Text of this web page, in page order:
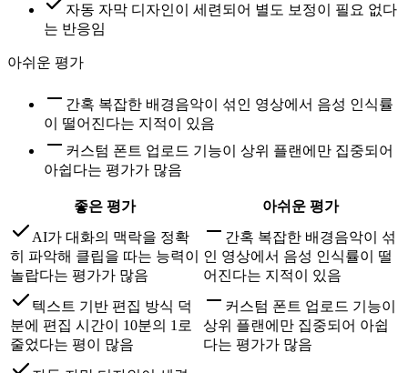
자동 자막 디자인이 세련되어 별도 보정이 필요 없다
는 반응임
아쉬운 평가
간혹 복잡한 배경음악이 섞인 영상에서 음성 인식률
이 떨어진다는 지적이 있음
커스텀 폰트 업로드 기능이 상위 플랜에만 집중되어
아쉽다는 평가가 많음
좋은 평가
아쉬운 평가
AI가 대화의 맥락을 정확
히 파악해 클립을 따는 능력이
놀랍다는 평가가 많음
간혹 복잡한 배경음악이 섞
인 영상에서 음성 인식률이 떨
어진다는 지적이 있음
텍스트 기반 편집 방식 덕
분에 편집 시간이 10분의 1로
줄었다는 평이 많음
커스텀 폰트 업로드 기능이
상위 플랜에만 집중되어 아쉽
다는 평가가 많음